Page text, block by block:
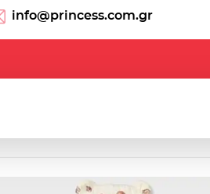
info@princess.com.gr